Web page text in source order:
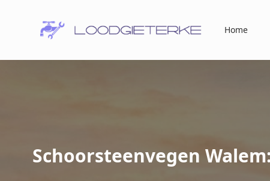
Home
Schoorsteenvegen